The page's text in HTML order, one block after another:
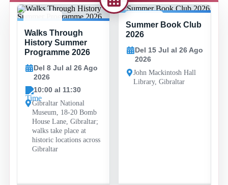
26 AGO
Walks Through
History Summer
Programme 2026
Del 8 Jul al 26 Ago
2026
10:00 al 11:30
Gibraltar National
Museum, 18-20 Bomb
House Lane, Gibraltar;
walks take place at
historic locations across
Gibraltar
15 JUL -
26 AGO
Summer Book Club
2026
Del 15 Jul al 26 Ago
2026
John Mackintosh Hall
Library, Gibraltar